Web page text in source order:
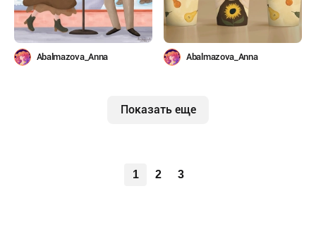
Abalmazova_Anna Abalmazova_Anna
Показать еще
1 2 3